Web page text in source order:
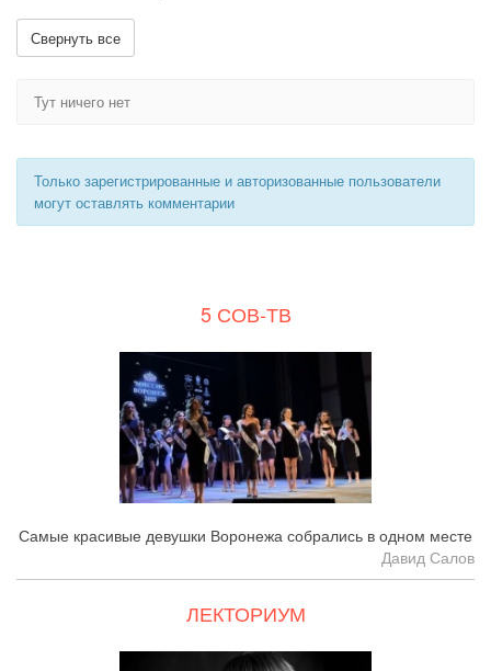
Свернуть все
Тут ничего нет
Только зарегистрированные и авторизованные пользователи
могут оставлять комментарии
5 СОВ-ТВ
Самые красивые девушки Воронежа собрались в одном месте
Давид Салов
ЛЕКТОРИУМ